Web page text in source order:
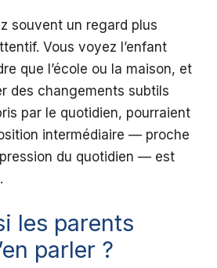
souvent un regard plus
Vous voyez l’enfant
que l’école ou la maison, et
des changements subtils
par le quotidien, pourraient
intermédiaire — proche
du quotidien — est
les parents
parler ?